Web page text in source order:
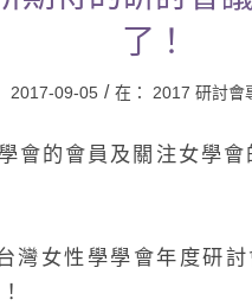
了！
2017-09-05 / 在： 2017 研討會
會的會員及關注女學會
灣女性學學會年度研